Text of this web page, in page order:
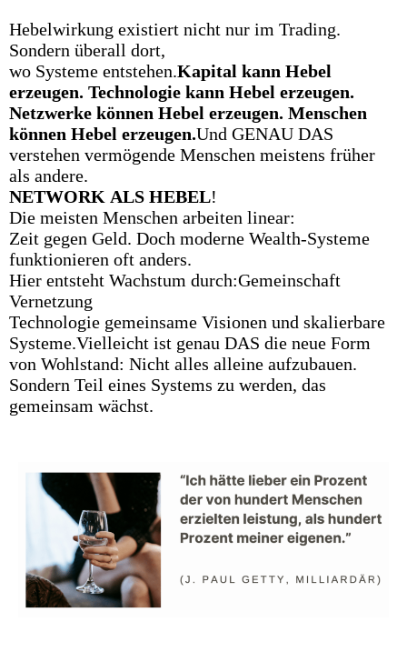
Hebelwirkung existiert nicht nur im Trading.
Sondern überall dort,
wo Systeme entstehen.Kapital kann Hebel
erzeugen. Technologie kann Hebel erzeugen.
Netzwerke können Hebel erzeugen. Menschen
können Hebel erzeugen.Und GENAU DAS
verstehen vermögende Menschen meistens früher
als andere.
NETWORK ALS HEBEL!
Die meisten Menschen arbeiten linear:
Zeit gegen Geld. Doch moderne Wealth-Systeme
funktionieren oft anders.
Hier entsteht Wachstum durch:Gemeinschaft
Vernetzung
Technologie gemeinsame Visionen und skalierbare
Systeme.Vielleicht ist genau DAS die neue Form
von Wohlstand: Nicht alles alleine aufzubauen.
Sondern Teil eines Systems zu werden, das
gemeinsam wächst.